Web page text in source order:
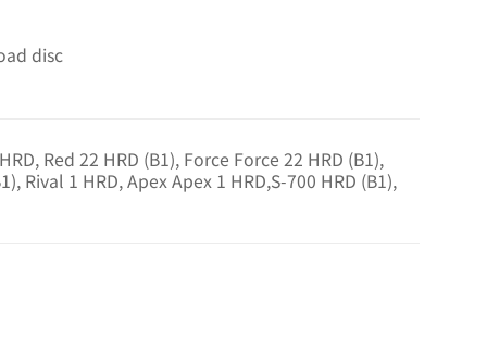
disc
Red 22 HRD (B1), Force Force 22 HRD (B1),
Rival 1 HRD, Apex Apex 1 HRD,S-700 HRD (B1),